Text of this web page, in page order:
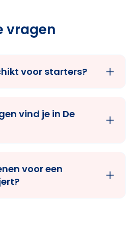
vragen
voor starters?
vind je in De
voor een